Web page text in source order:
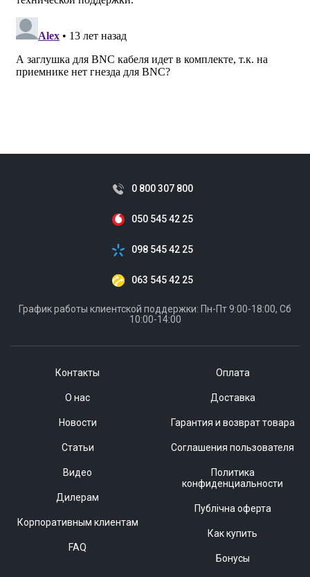
Контакты
О нас
Новости
Статьи
Видео
Дилерам
Корпоративным клиентам
FAQ
Оплата
Доставка
Гарантия и возврат товара
Соглашения пользователя
Политика
конфиденциальности
Публічна оферта
Как купить
Бонусы
0 800 307 800
050 545 42 25
098 545 42 25
063 545 42 25
График работы клиентской поддержки: Пн-Пт 9:00-18:00, Сб
10:00-14:00